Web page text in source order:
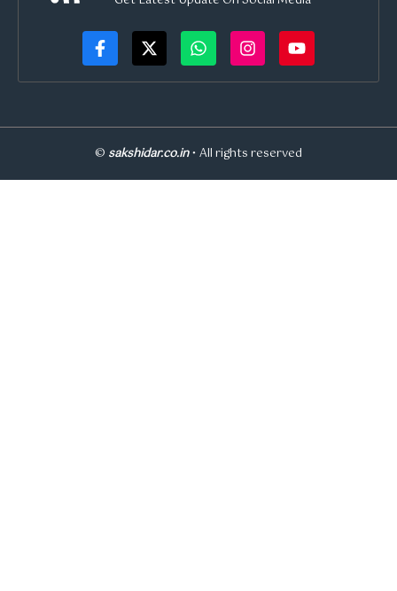
© sakshidar.co.in• All rights reserved